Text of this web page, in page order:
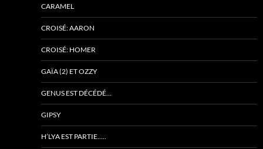
CARAMEL
CROISÉ: AARON
CROISÉ: HOMER
GAÏA (2) ET OZZY
GENUS EST DÉCÉDÉ…
GIPSY
H’LYA EST PARTIE…..